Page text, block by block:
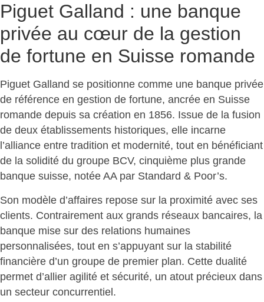
Piguet Galland : une banque
privée au cœur de la gestion
de fortune en Suisse romande
Piguet Galland se positionne comme une banque privée
de référence en gestion de fortune, ancrée en Suisse
romande depuis sa création en 1856. Issue de la fusion
de deux établissements historiques, elle incarne
l’alliance entre tradition et modernité, tout en bénéficiant
de la solidité du groupe BCV, cinquième plus grande
banque suisse, notée AA par Standard & Poor’s.
Son modèle d’affaires repose sur la proximité avec ses
clients. Contrairement aux grands réseaux bancaires, la
banque mise sur des relations humaines
personnalisées, tout en s’appuyant sur la stabilité
financière d’un groupe de premier plan. Cette dualité
permet d’allier agilité et sécurité, un atout précieux dans
un secteur concurrentiel.